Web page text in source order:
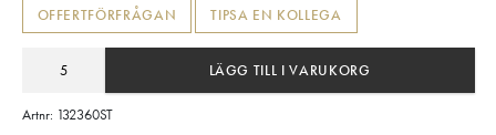
OFFERTFÖRFRÅGAN TIPSA EN KOLLEGA
LÄGG TILL I VARUKORG
Artnr: 132360ST